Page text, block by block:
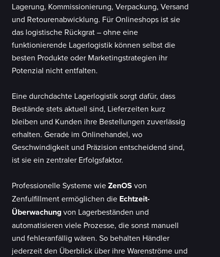
Lagerung, Kommissionierung, Verpackung, Versand
und Retourenabwicklung. Für Onlineshops ist sie
das logistische Rückgrat – ohne eine
funktionierende Lagerlogistik können selbst die
besten Produkte oder Marketingstrategien ihr
Potenzial nicht entfalten.
Eine durchdachte Lagerlogistik sorgt dafür, dass
Bestände stets aktuell sind, Lieferzeiten kurz
bleiben und Kunden ihre Bestellungen zuverlässig
erhalten. Gerade im Onlinehandel, wo
Geschwindigkeit und Präzision entscheidend sind,
ist sie ein zentraler Erfolgsfaktor.
Professionelle Systeme wieZenOS von
Zenfulfillment ermöglichen die Echtzeit-
Überwachungvon Lagerbeständen und
automatisieren viele Prozesse, die sonst manuell
und fehleranfällig wären. So behalten Händler
jederzeit den Überblick über ihre Warenströme und